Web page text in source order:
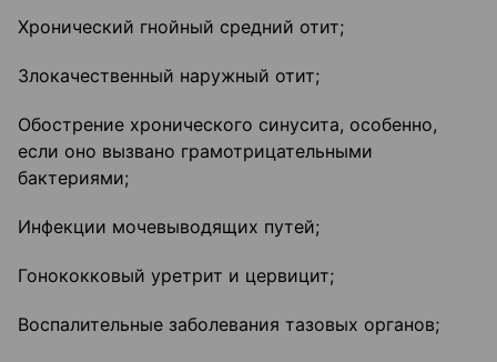
Хронический гнойный средний отит;
Злокачественный наружный отит;
Обострение хронического синусита, особенно,
если оно вызвано грамотрицательными
бактериями;
Инфекции мочевыводящих путей;
Гонококковый уретрит и цервицит;
Воспалительные заболевания тазовых органов;